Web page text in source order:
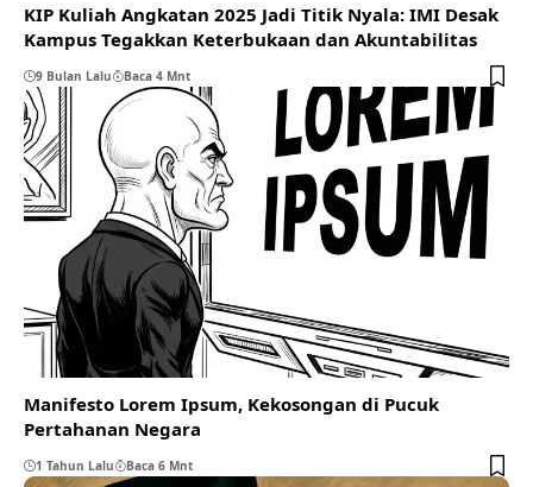
KIP Kuliah Angkatan 2025 Jadi Titik Nyala: IMI Desak
Kampus Tegakkan Keterbukaan dan Akuntabilitas
9 Bulan Lalu Baca 4 Mnt
Manifesto Lorem Ipsum, Kekosongan di Pucuk
Pertahanan Negara
1 Tahun Lalu Baca 6 Mnt